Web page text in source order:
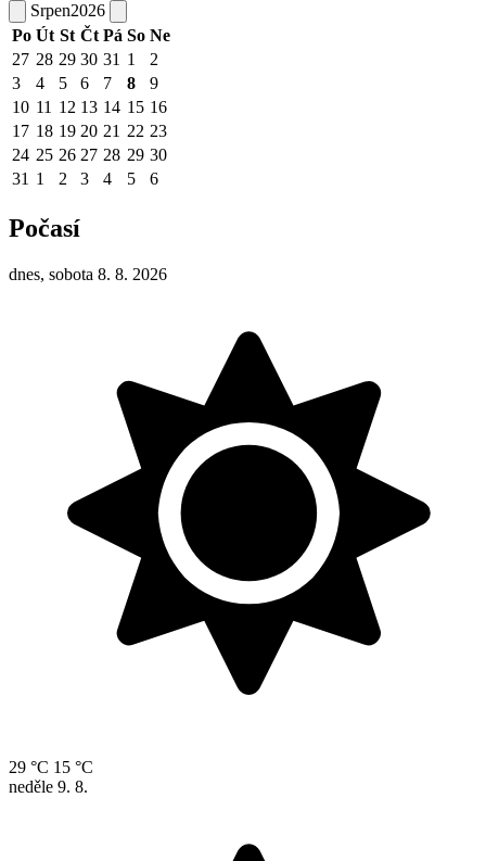
Srpen2026
Po Út St Čt Pá So Ne
27 28 29 30 31 1
2
3
4 5 6 7 8
9
10 11 12 13 14 15 16
17 18 19 20 21 22 23
24 25 26 27 28 29 30
31 1 2 3 4 5 6
Počasí
dnes, sobota 8. 8. 2026
29 °C 15 °C
neděle 9. 8.